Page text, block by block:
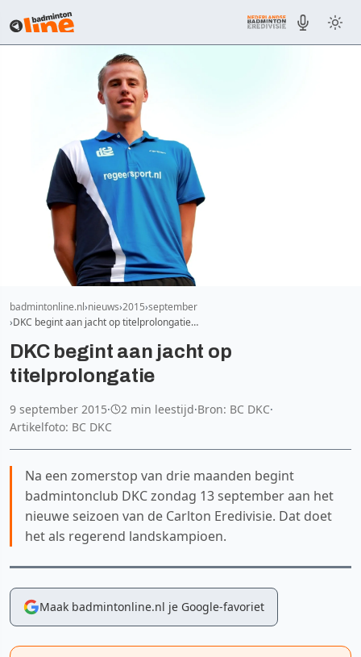
badmintonline.nl nieuws 2015 september
DKC begint aan jacht op titelprolongatie…
DKC begint aan jacht op
titelprolongatie
9 september 2015· 2 min leestijd·Bron: BC DKC·
Artikelfoto: BC DKC
Na een zomerstop van drie maanden begint
badmintonclub DKC zondag 13 september aan het
nieuwe seizoen van de Carlton Eredivisie. Dat doet
het als regerend landskampioen.
Maak badmintonline.nl je Google-favoriet